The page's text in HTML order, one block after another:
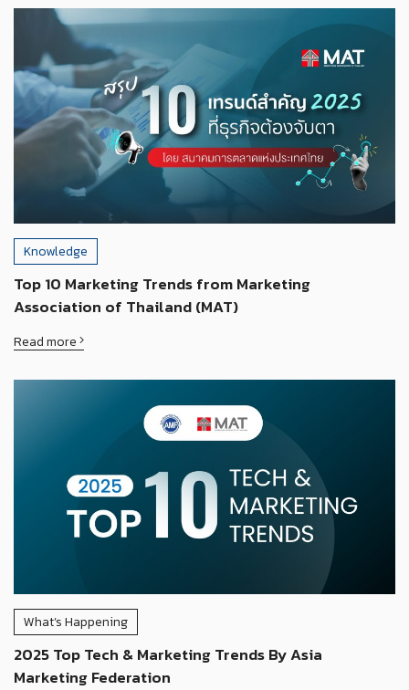
Knowledge
Top 10 Marketing Trends from Marketing
Association of Thailand (MAT)
Read more
What’s Happening
2025 Top Tech & Marketing Trends By Asia
Marketing Federation